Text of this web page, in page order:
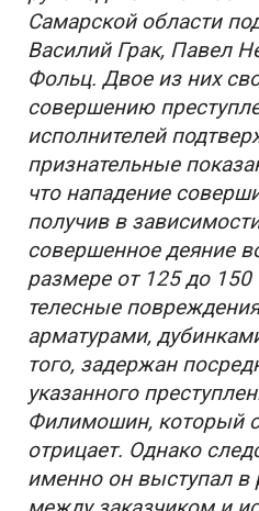
Самарской области
Василий Грак, Павел
Фольц. Двое из них
совершению
исполнителей
признательные
что нападение
получив в
совершенное деяние
размере от 125 до 150
телесные
арматурами,
того, задержан
указанного
Филимошин, который
отрицает. Однако
именно он выступал в